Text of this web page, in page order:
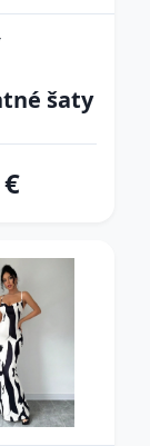
šaty